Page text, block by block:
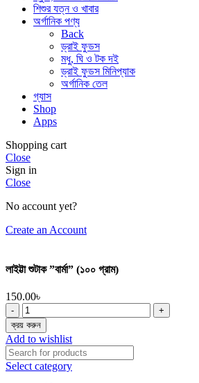
শিশুর যত্ন ও খাবার
অর্গানিক পণ্য
Back
ড্রাই ফুডস
মধু, ঘি ও টক দই
ড্রাই ফুডস মিনিপ্যাক
অর্গানিক তেল
গ্যাস
Shop
Apps
Shopping cart
Close
Sign in
Close
No account yet?
Create an Account
লাইট্টা শুটাক ”বার্মা” (১০০ গ্রাম)
150.00৳
লাইট্টা
শুটাক
”বার্মা”
(১০০
গ্রাম)
quantity
ক্রয় করুন
Add to wishlist
Select category